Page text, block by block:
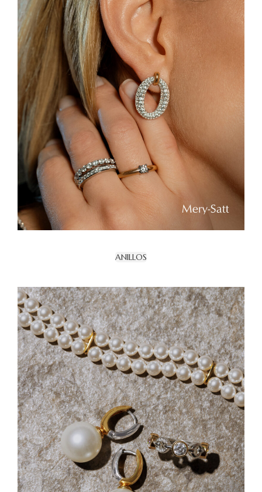
ANILLOS